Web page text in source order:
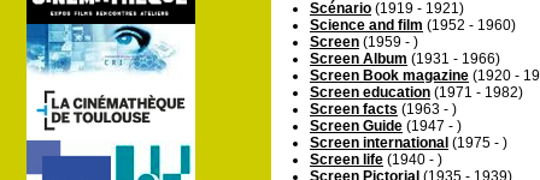
Scénario (1919 - 1921)
Science and film (1952 - 1960)
Screen (1959 - )
Screen Album (1931 - 1966)
Screen Book magazine (1920 -
Screen education (1971 - 1982)
Screen facts (1963 - )
Screen Guide (1947 - )
Screen international (1975 - )
Screen life (1940 - )
Screen Pictorial (1935 - 1939)